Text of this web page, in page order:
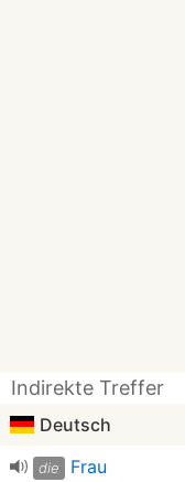
Indirekte Treffer
Deutsch
die Frau